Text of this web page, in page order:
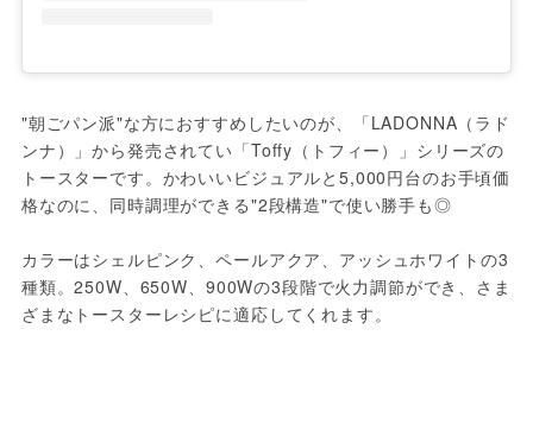
"朝ごパン派"な方におすすめしたいのが、「LADONNA（ラド
ンナ）」から発売されてい「Toffy（トフィー）」シリーズの
トースターです。かわいいビジュアルと5,000円台のお手頃価
格なのに、同時調理ができる"2段構造"で使い勝手も◎
カラーはシェルピンク、ペールアクア、アッシュホワイトの3
種類。250W、650W、900Wの3段階で火力調節ができ、さま
ざまなトースターレシピに適応してくれます。